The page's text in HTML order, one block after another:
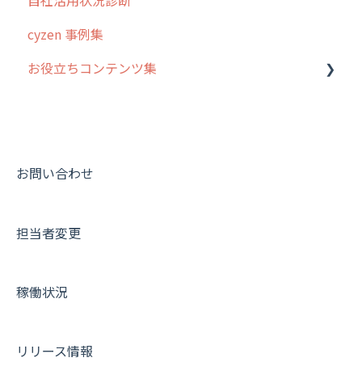
7. 初心者向けよくある質問集
8. 用語集
【業界業種別】cyzen設定方法
報告書・行動種別
勤怠管理
帳票出力
商品
日報
履歴
パフォーマンス
お知らせ
ステータス・主観
報告書・行動種別
活動通知
商品
安全走行支援
写真管理・高画質化
その他オプション
契約・その他
GPS・位置情報 について
ルート自動記録 について
報告書について
メンバー画面について
cyzen 事例集
お役立ちコンテンツ集
動画集：共通
お問い合わせ
担当者変更
稼働状況
リリース情報